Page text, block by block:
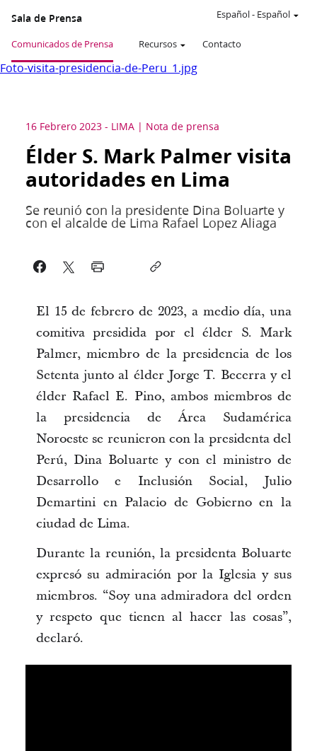
Sala de Prensa
Comunicados de Prensa Recursos Contacto
Español- Español
Foto-visita-presidencia-de-Peru_1.jpg
16 Febrero 2023 - LIMA Nota de prensa
Élder S. Mark Palmer visita
autoridades en Lima
Se reunió con la presidente Dina Boluarte y
con el alcalde de Lima Rafael Lopez Aliaga
El 15 de febrero de 2023, a medio día, una
comitiva presidida por el élder S. Mark
Palmer, miembro de la presidencia de los
Setenta junto al élder Jorge T. Becerra y el
élder Rafael E. Pino, ambos miembros de
la presidencia de Área Sudamérica
Noroeste se reunieron con la presidenta del
Perú, Dina Boluarte y con el ministro de
Desarrollo e Inclusión Social, Julio
Demartini en Palacio de Gobierno en la
ciudad de Lima.
Durante la reunión, la presidenta Boluarte
expresó su admiración por la Iglesia y sus
miembros. “Soy una admiradora del orden
y respeto que tienen al hacer las cosas”,
declaró.